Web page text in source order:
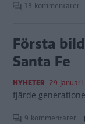
13 kommentarer
Första
Santa Fe
NYHETER 29 januari
fjärde
9 kommentarer